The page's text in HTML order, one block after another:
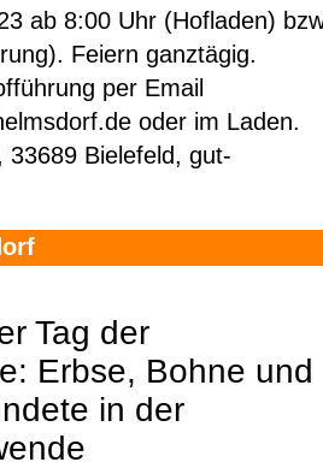
ab 8:00 Uhr (Hofladen)
Feiern ganztägig.
per Email
oder im Laden.
33689 Bielefeld, gut-
Tag der
Erbse, Bohne und
in der